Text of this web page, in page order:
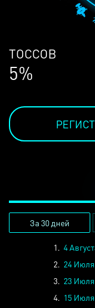
ЛЮДЕЙ
68%
За 30 дней
1. 4
2. 24 Июля
3. 23 Июля
4. 15 Июля